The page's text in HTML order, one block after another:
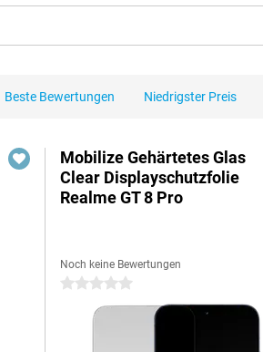
Beste Bewertungen Niedrigster Preis
Mobilize Gehärtetes Glas
Clear Displayschutzfolie
Realme GT 8 Pro
Noch keine Bewertungen
0 Sterne